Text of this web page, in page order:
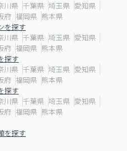
川県 千葉県 埼玉県 愛知県
府 福岡県 熊本県
を探す
川県 千葉県 埼玉県 愛知県
府 福岡県 熊本県
探す
川県 千葉県 埼玉県 愛知県
府 福岡県 熊本県
探す
川県 千葉県 埼玉県 愛知県
府 福岡県 熊本県
を探す